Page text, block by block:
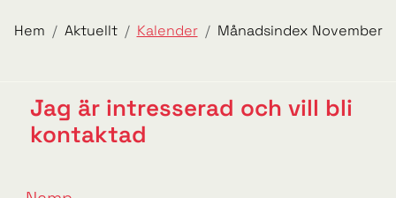
Hem Aktuellt Kalender Månadsindex November
Jag är intresserad och vill bli
kontaktad